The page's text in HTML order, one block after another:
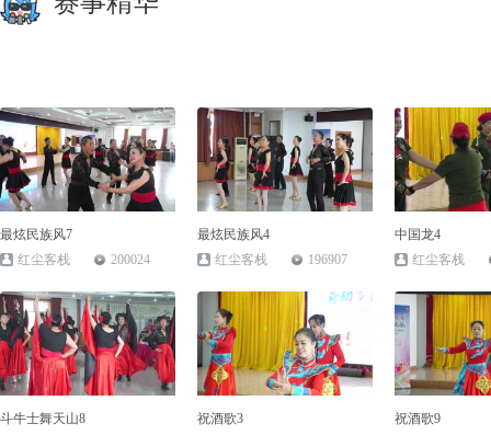
最炫民族风7
红尘客栈
200024
最炫民族风4
红尘客栈
196907
中国龙4
红尘客栈
斗牛士舞天山8
祝酒歌3
祝酒歌9